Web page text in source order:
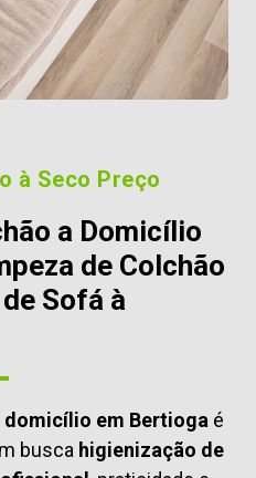
à Seco Preço
a Domicílio
de Colchão
Sofá à
em Bertioga é
busca higienização de